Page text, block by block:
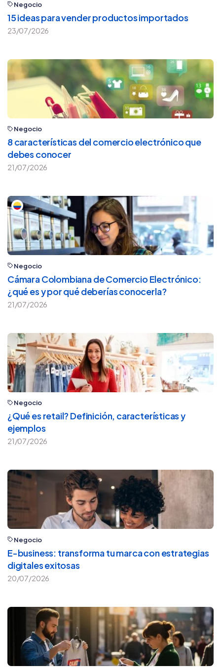
Negocio
15 ideas para vender productos importados
23/07/2026
Negocio
8 características del comercio electrónico que
debes conocer
21/07/2026
Negocio
Cámara Colombiana de Comercio Electrónico:
¿qué es y por qué deberías conocerla?
21/07/2026
Negocio
¿Qué es retail? Definición, características y
ejemplos
21/07/2026
Negocio
E-business: transforma tu marca con estrategias
digitales exitosas
20/07/2026